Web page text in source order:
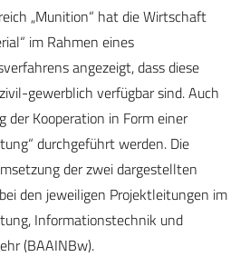
„Munition“ hat die Wirtschaft
im Rahmen eines
angezeigt, dass diese
gewerblich verfügbar sind. Auch
der Kooperation in Form einer
durchgeführt werden. Die
der zwei dargestellten
den jeweiligen Projektleitungen im
Informationstechnik und
(BAAINBw).